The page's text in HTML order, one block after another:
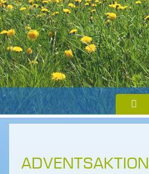
ADVENTSAKTION